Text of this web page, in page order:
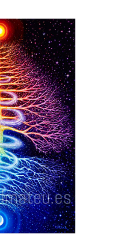
precios:
desde
25€
hasta
240€